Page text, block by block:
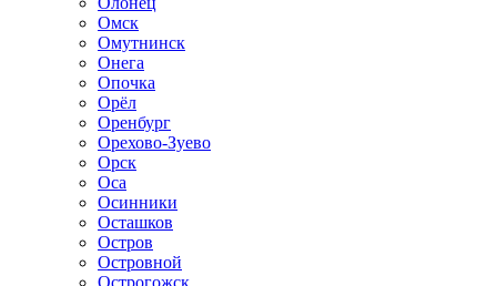
Омск
Омутнинск
Онега
Опочка
Орёл
Оренбург
Орехово-Зуево
Орск
Оса
Осинники
Осташков
Остров
Островной
Острогожск